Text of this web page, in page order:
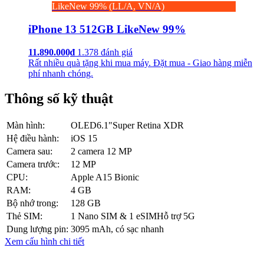
LikeNew 99% (LL/A, VN/A)
iPhone 13 512GB LikeNew 99%
11.890.000₫ 1.378 đánh giá
Rất nhiều quà tặng khi mua máy. Đặt mua - Giao hàng miễn
phí nhanh chóng.
Thông số kỹ thuật
Màn hình: OLED6.1"Super Retina XDR
Hệ điều hành:
iOS 15
Camera sau:
2 camera 12 MP
Camera trước:
12 MP
CPU:
Apple A15 Bionic
RAM:
4 GB
Bộ nhớ trong:
128 GB
Thẻ SIM:
1 Nano SIM & 1 eSIMHỗ trợ 5G
Dung lượng pin: 3095 mAh, có sạc nhanh
Xem cấu hình chi tiết